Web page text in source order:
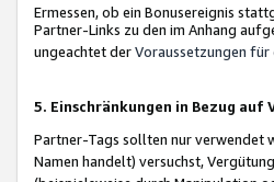
Ermessen, ob ein Bonusereignis
Partner-Links zu den im Anhang
ungeachtet derVoraussetzungen
5. Einschränkungen in Bezug auf
Partner-Tags sollten nur verwendet
Namen handelt) versuchst,